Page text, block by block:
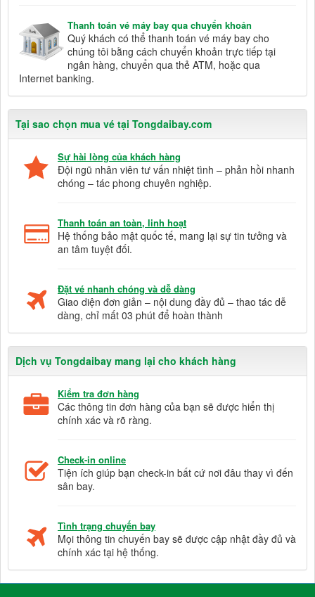
Thanh toán vé máy bay qua chuyển khoản
Quý khách có thể thanh toán vé máy bay cho
chúng tôi bằng cách chuyển khoản trực tiếp tại
ngân hàng, chuyển qua thẻ ATM, hoặc qua
Internet banking.
Tại sao chọn mua vé tại Tongdaibay.com
Sự hài lòng của khách hàng
Đội ngũ nhân viên tư vấn nhiệt tình – phản hồi nhanh
chóng – tác phong chuyên nghiệp.
Thanh toán an toàn, linh hoạt
Hệ thống bảo mật quốc tế, mang lại sự tin tưởng và
an tâm tuyệt đối.
Đặt vé nhanh chóng và dễ dàng
Giao diện đơn giản – nội dung đầy đủ – thao tác dễ
dàng, chỉ mất 03 phút để hoàn thành
Dịch vụ Tongdaibay mang lại cho khách hàng
Kiểm tra đơn hàng
Các thông tin đơn hàng của bạn sẽ được hiển thị
chính xác và rõ ràng.
Check-in online
Tiện ích giúp bạn check-in bất cứ nơi đâu thay vì đến
sân bay.
Tình trạng chuyến bay
Mọi thông tin chuyến bay sẽ được cập nhật đầy đủ và
chính xác tại hệ thống.